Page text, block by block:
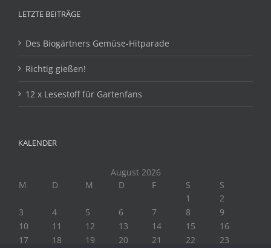
LETZTE BEITRÄGE
Des Biogärtners Gemüse-Hitparade
Richtig gießen!
12 x Lesestoff für Gartenfans
KALENDER
August 2026
M
D M D F S
S
1
2
3
4 5 6 7 8
9
10
11 12 13 14 15
16
17
18 19 20 21 22
23